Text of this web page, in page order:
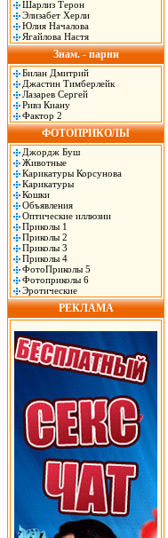
Шарлиз Терон
Элизабет Херли
Юлия Началова
Ягайлова Настя
Знам. - парни
Билан Дмитрий
Джастин Тимберлейк
Лазарев Сергей
Ривз Киану
Фактор 2
ФОТОПРИКОЛЫ
Джордж Буш
Животные
Карикатуры Корсунова
Карикатуры
Кошки
Объявления
Оптические иллюзии
Приколы 1
Приколы 2
Приколы 3
Приколы 4
ФотоПриколы 5
Фотоприколы 6
Эротические
РЕКЛАМА